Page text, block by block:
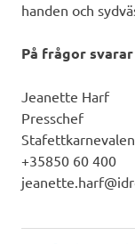
handen och
På frågor svarar
Jeanette Harf
Presschef
Stafettkarnevalen
+35850